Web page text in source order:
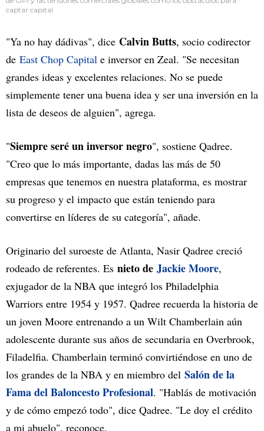
captar capital.
"Ya no hay dádivas", dice Calvin Butts, socio codirector
de East Chop Capital e inversor en Zeal. "Se necesitan
grandes ideas y excelentes relaciones. No se puede
simplemente tener una buena idea y ser una inversión en la
lista de deseos de alguien", agrega.
"Siempre seré un inversor negro", sostiene Qadree.
"Creo que lo más importante, dadas las más de 50
empresas que tenemos en nuestra plataforma, es mostrar
su progreso y el impacto que están teniendo para
convertirse en líderes de su categoría", añade.
Originario del suroeste de Atlanta, Nasir Qadree creció
rodeado de referentes. Es nieto de Jackie Moore,
exjugador de la NBA que integró los Philadelphia
Warriors entre 1954 y 1957. Qadree recuerda la historia de
un joven Moore entrenando a un Wilt Chamberlain aún
adolescente durante sus años de secundaria en Overbrook,
Filadelfia. Chamberlain terminó convirtiéndose en uno de
los grandes de la NBA y en miembro del Salón de la
Fama del Baloncesto Profesional. "Hablás de motivación
y de cómo empezó todo", dice Qadree. "Le doy el crédito
a mi abuelo", reconoce.